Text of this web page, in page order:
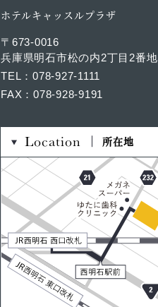
ホテルキャッスルプラザ
〒673-0016
兵庫県明石市松の内2丁目2番地
TEL
078-927-1111
FAX
078-928-9191
Location 所在地